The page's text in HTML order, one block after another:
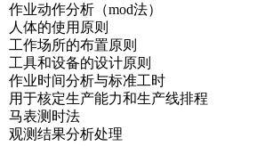
作业动作分析（mod法）
人体的使用原则
工作场所的布置原则
工具和设备的设计原则
作业时间分析与标准工时
用于核定生产能力和生产线排程
马表测时法
观测结果分析处理